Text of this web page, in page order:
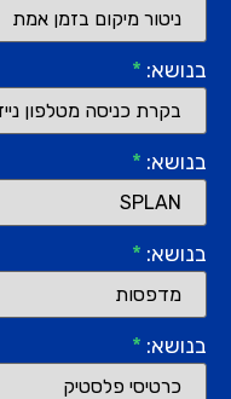
בנושא: *
בנושא: *
בנושא: *
בנושא: *